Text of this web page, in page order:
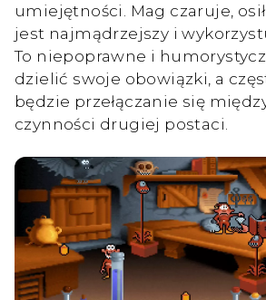
umiejętności. Mag czaruje,
jest najmądrzejszy i
To niepoprawne i
dzielić swoje obowiązki, a
będzie przełączanie się
czynności drugiej postaci.